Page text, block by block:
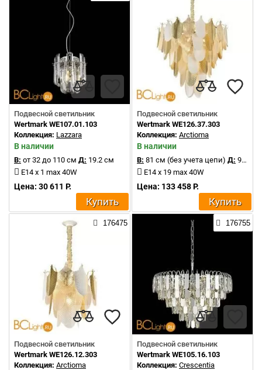
Подвесной светильник
Wertmark WE107.01.103
Коллекция: Lazzara
В наличии
В: от 32 до 110 см Д: 19.2 см
E14 x 1 max 40W
Цена: 30 611 Р.
Купить
Подвесной светильник
Wertmark WE126.37.303
Коллекция: Arctioma
В наличии
В: 81 см (без учета цепи) Д: 90 см
E14 x 19 max 40W
Цена: 133 458 Р.
Купить
176475
Подвесной светильник
Wertmark WE126.12.303
Коллекция: Arctioma
176755
Подвесной светильник
Wertmark WE105.16.103
Коллекция: Crescentia